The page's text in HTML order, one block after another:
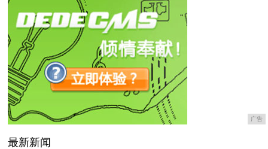
广告
最新新闻